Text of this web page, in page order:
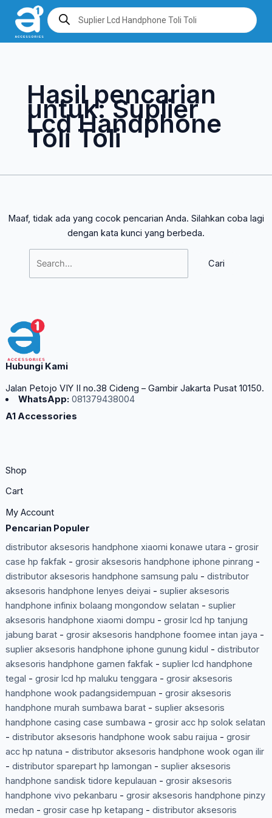
Lewati
konten
Products
search
Hasil pencarian
untuk:Suplier
Lcd Handphone
Toli Toli
Maaf, tidak ada yang cocok pencarian Anda. Silahkan coba lagi
dengan kata kunci yang berbeda.
Cari
untuk:
Hubungi Kami
Jalan Petojo VIY II no.38 Cideng – Gambir Jakarta Pusat 10150.
WhatsApp: 081379438004
A1 Accessories
Shop
Cart
My Account
Pencarian Populer
distributor aksesoris handphone xiaomi konawe utara - grosir
case hp fakfak- grosir aksesoris handphone iphone pinrang -
distributor aksesoris handphone samsung palu - distributor
aksesoris handphone lenyes deiyai - suplier aksesoris
handphone infinix bolaang mongondow selatan - suplier
aksesoris handphone xiaomi dompu - grosir lcd hp tanjung
jabung barat- grosir aksesoris handphone foomee intan jaya -
suplier aksesoris handphone iphone gunung kidul - distributor
aksesoris handphone gamen fakfak- suplier lcd handphone
tegal - grosir lcd hp maluku tenggara - grosir aksesoris
handphone wook padangsidempuan - grosir aksesoris
handphone murah sumbawa barat- suplier aksesoris
handphone casing case sumbawa - grosir acc hp solok selatan
- distributor aksesoris handphone wook sabu raijua - grosir
acc hp natuna - distributor aksesoris handphone wook ogan ilir
- distributor sparepart hp lamongan - suplier aksesoris
handphone sandisk tidore kepulauan - grosir aksesoris
handphone vivo pekanbaru - grosir aksesoris handphone pinzy
medan - grosir case hp ketapang - distributor aksesoris